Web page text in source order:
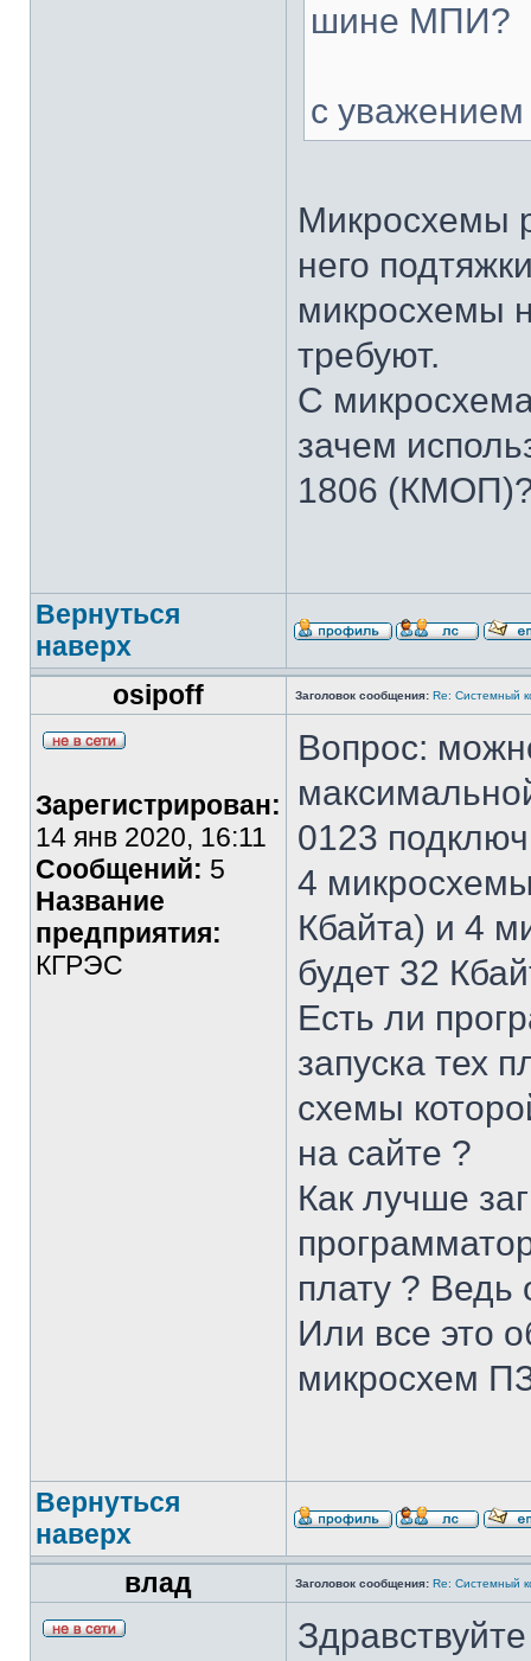
шине МПИ?
с
Микросхемы
него
микросхемы
требуют.
С
зачем
1806
Вернуться
наверх
osipoff
Заголовок сообщения: Re: Системный
Зарегистрирован:
14 янв 2020, 16:11
Сообщений: 5
Название
предприятия:
КГРЭС
Вопрос:
0123
4
Кбайта) и 4
будет 32
Есть ли
запуска тех
схемы
на сайте ?
Как лучше
плату ? Ведь
Или все это
микросхем
Вернуться
наверх
влад
Заголовок сообщения: Re: Системный
Здравствуйте